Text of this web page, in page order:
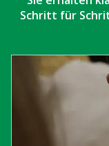
Schritt für